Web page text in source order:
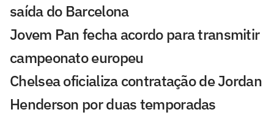
saída do Barcelona
Jovem Pan fecha acordo para transmitir
campeonato europeu
Chelsea oficializa contratação de Jordan
Henderson por duas temporadas